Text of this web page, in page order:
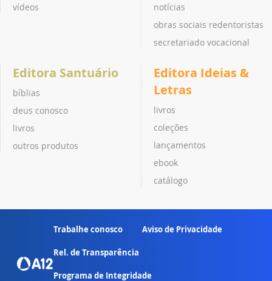
vídeos
notícias
obras sociais redentoristas
secretariado vocacional
Editora Santuário
bíblias
deus conosco
livros
outros produtos
Editora Ideias &
Letras
livros
coleções
lançamentos
ebook
catálogo
Trabalhe conosco Aviso de Privacidade
Rel. de Transparência
Programa de Integridade